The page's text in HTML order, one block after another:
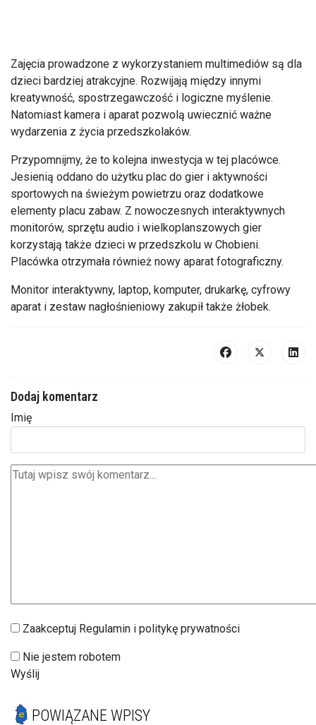
Zajęcia prowadzone z wykorzystaniem multimediów są dla
dzieci bardziej atrakcyjne. Rozwijają między innymi
kreatywność, spostrzegawczość i logiczne myślenie.
Natomiast kamera i aparat pozwolą uwiecznić ważne
wydarzenia z życia przedszkolaków.
Przypomnijmy, że to kolejna inwestycja w tej placówce.
Jesienią oddano do użytku plac do gier i aktywności
sportowych na świeżym powietrzu oraz dodatkowe
elementy placu zabaw. Z nowoczesnych interaktywnych
monitorów, sprzętu audio i wielkoplanszowych gier
korzystają także dzieci w przedszkolu w Chobieni.
Placówka otrzymała również nowy aparat fotograficzny.
Monitor interaktywny, laptop, komputer, drukarkę, cyfrowy
aparat i zestaw nagłośnieniowy zakupił także żłobek.
Dodaj komentarz
Imię
Zaakceptuj Regulamin i politykę prywatności
Nie jestem robotem
Wyślij
POWIĄZANE WPISY